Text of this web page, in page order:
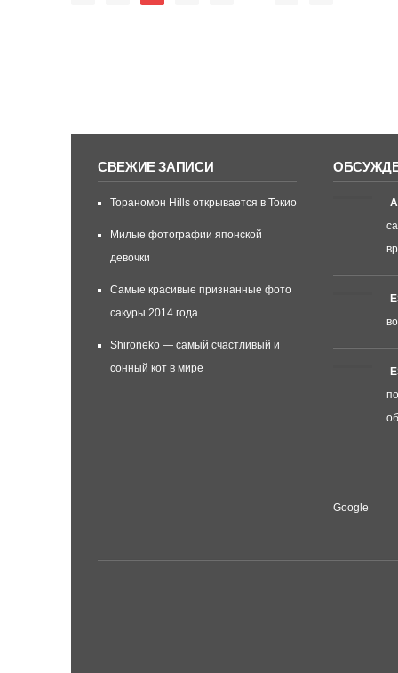
СВЕЖИЕ ЗАПИСИ
Тораномон Hills открывается в Токио
Милые фотографии японской
девочки
Самые красивые признанные фото
сакуры 2014 года
Shironeko — самый счастливый и
сонный кот в мире
Google